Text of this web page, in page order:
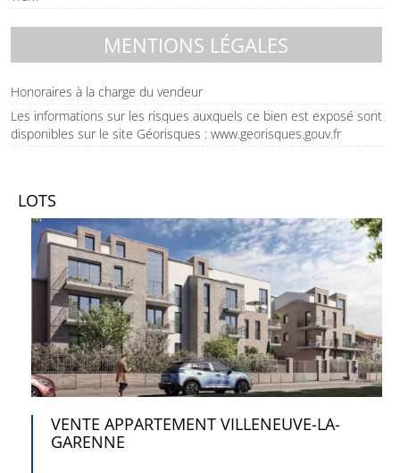
MENTIONS LÉGALES
Honoraires à la charge du vendeur
Les informations sur les risques auxquels ce bien est exposé sont
disponibles sur le site Géorisques : www.georisques.gouv.fr
LOTS
VENTE APPARTEMENT VILLENEUVE-LA-
GARENNE